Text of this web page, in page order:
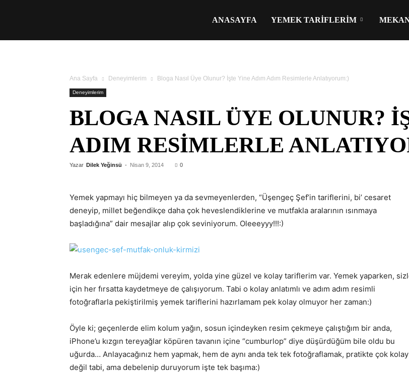
ANASAYFA YEMEK TARIFLERIM
Ana Sayfa Deneyimlerim Bloga Nasıl Üye Olunur? İşte Yine Adım Adım Resimlerle Anlatıyorum:)
Deneyimlerim
BLOGA NASIL ÜYE OLUNUR?
ADIM RESIMLERLE
Yazar Dilek Yeğinsü - Nisan 9, 2014 0
Yemek yapmayı hiç bilmeyen ya da sevmeyenlerden, “Üşengeç Şef’in tariflerini, bi’ cesaret
deneyip, millet beğendikçe daha çok heveslendiklerine ve mutfakla aralarının ısınmaya
başladığına” dair mesajlar alıp çok seviniyorum. Oleeeyyy!!!:)
Merak edenlere müjdemi vereyim, yolda yine güzel ve kolay tariflerim var. Yemek yaparken,
için her fırsatta kaydetmeye de çalışıyorum. Tabi o kolay anlatımlı ve adım adım resimli
fotoğraflarla pekiştirilmiş yemek tariflerini hazırlamam pek kolay olmuyor her zaman:)
Öyle ki; geçenlerde elim kolum yağın, sosun içindeyken resim çekmeye çalıştığım bir anda,
iPhone’u kızgın tereyağlar köpüren tavanın içine “cumburlop” diye düşürdüğüm bile oldu bu
uğurda… Anlayacağınız hem yapmak, hem de aynı anda tek tek fotoğraflamak, pratikte çok kolay
değil tabi, ama debelenip duruyorum işte tek başıma:)